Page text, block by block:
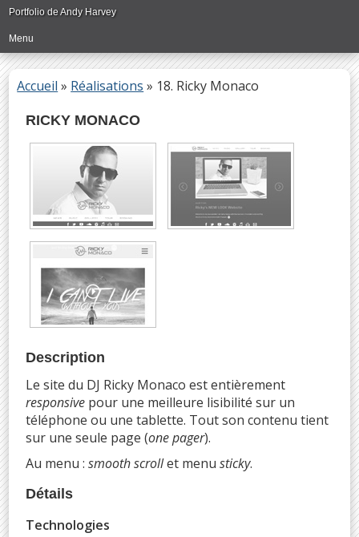
Passer
au
contenu
principal
Portfolio de Andy Harvey
Menu
Accueil » Réalisations » 18. Ricky Monaco
RICKY MONACO
Description
Le site du DJ Ricky Monaco est entièrement
responsivepour une meilleure lisibilité sur un
téléphone ou une tablette. Tout son contenu tient
sur une seule page (one pager).
Au menu : smooth scrollet menu sticky.
Détails
Technologies